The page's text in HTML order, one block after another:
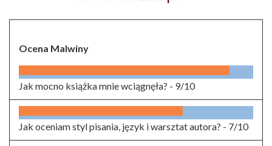
Ocena Malwiny
Jak mocno książka mnie wciągnęła? - 9/10
Jak oceniam styl pisania, język i warsztat autora? - 7/10